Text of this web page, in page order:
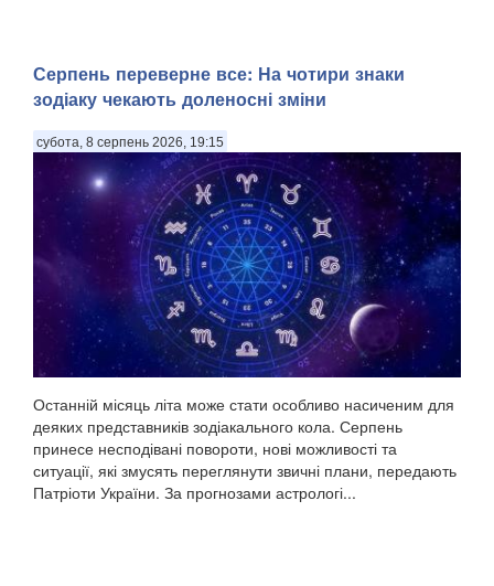
Серпень переверне все: На чотири знаки
зодіаку чекають доленосні зміни
субота, 8 серпень 2026, 19:15
Останній місяць літа може стати особливо насиченим для
деяких представників зодіакального кола. Серпень
принесе несподівані повороти, нові можливості та
ситуації, які змусять переглянути звичні плани, передають
Патріоти України. За прогнозами астрологі...